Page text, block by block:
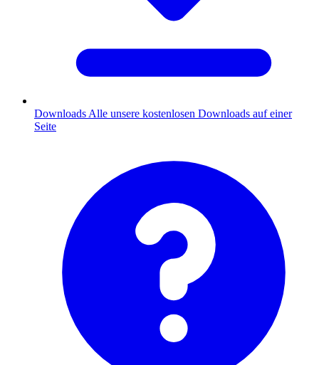
Downloads Alle unsere kostenlosen Downloads auf einer
Seite